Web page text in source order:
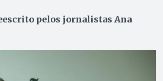
pelos jornalistas Ana